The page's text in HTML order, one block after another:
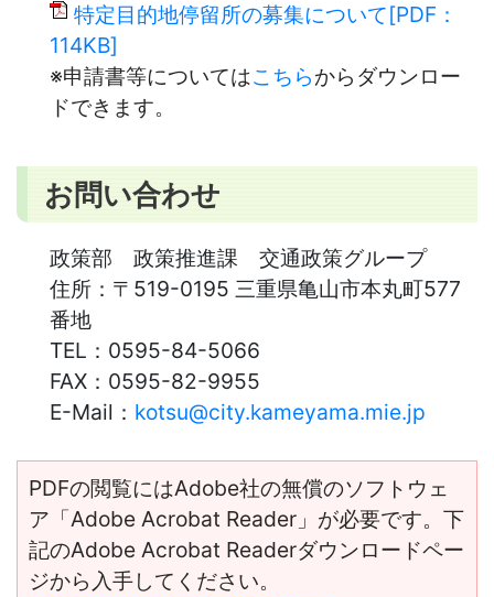
特定目的地停留所の募集について[PDF：
114KB]
※申請書等についてはこちらからダウンロー
ドできます。
お問い合わせ
政策部 政策推進課 交通政策グループ
住所： 〒519-0195 三重県亀山市本丸町577
番地
TEL： 0595-84-5066
FAX： 0595-82-9955
E-Mail： kotsu@city.kameyama.mie.jp
PDFの閲覧にはAdobe社の無償のソフトウェ
ア「Adobe Acrobat Reader」が必要です。下
記のAdobe Acrobat Readerダウンロードペー
ジから入手してください。